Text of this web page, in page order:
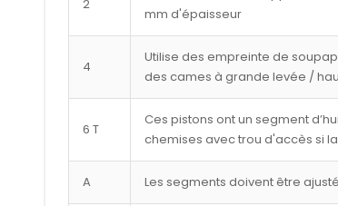
2
mm d'épaisseur
4
Utilise des empreinte de
des cames à grande levée /
6 T
Ces pistons ont un segment
chemises avec trou d'accès si
A Les segments doivent être